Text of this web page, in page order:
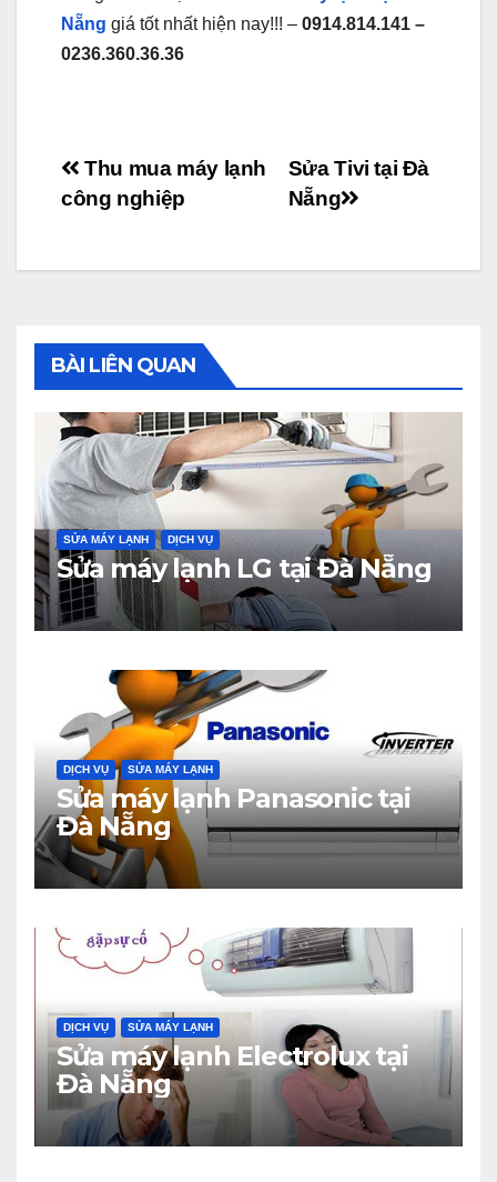
Nẵng giá tốt nhất hiện nay!!! – 0914.814.141 –
0236.360.36.36
Điều
hướng
bài
Sửa Tivi tại Đà
Nẵng
Thu mua máy lạnh
công nghiệp
BÀI LIÊN QUAN
SỬA MÁY LẠNH DỊCH VỤ
Sửa máy lạnh LG tại Đà Nẵng
DỊCH VỤ SỬA MÁY LẠNH
Sửa máy lạnh Panasonic tại
Đà Nẵng
DỊCH VỤ SỬA MÁY LẠNH
Sửa máy lạnh Electrolux tại
Đà Nẵng